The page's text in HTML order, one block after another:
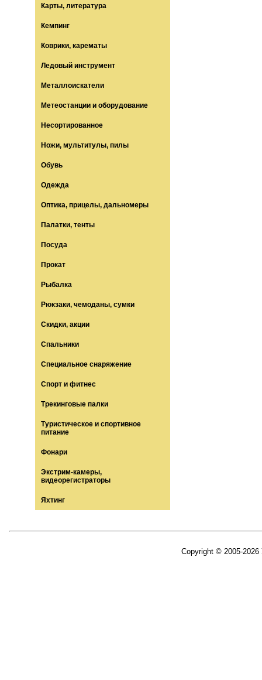
Карты, литература
Кемпинг
Коврики, карематы
Ледовый инструмент
Металлоискатели
Метеостанции и оборудование
Несортированное
Ножи, мультитулы, пилы
Обувь
Одежда
Оптика, прицелы, дальномеры
Палатки, тенты
Посуда
Прокат
Рыбалка
Рюкзаки, чемоданы, сумки
Скидки, акции
Спальники
Специальное снаряжение
Спорт и фитнес
Трекинговые палки
Туристическое и спортивное
питание
Фонари
Экстрим-камеры,
видеорегистраторы
Яхтинг
Copyright © 2005-2026